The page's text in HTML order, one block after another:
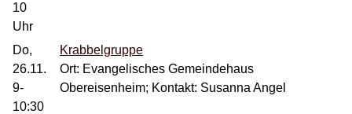
10
Uhr
Do,
26.11.
9-
10:30
Krabbelgruppe
Ort: Evangelisches Gemeindehaus
Obereisenheim; Kontakt: Susanna Angel